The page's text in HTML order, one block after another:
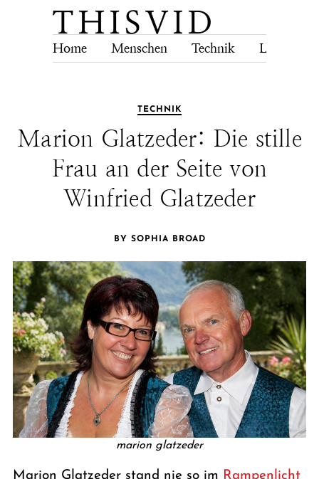
Home Menschen Technik Lebensstil
TECHNIK
Marion Glatzeder: Die stille
Frau an der Seite von
Winfried Glatzeder
BY SOPHIA BROAD
marion glatzeder
Marion Glatzeder stand nie so im Rampenlicht